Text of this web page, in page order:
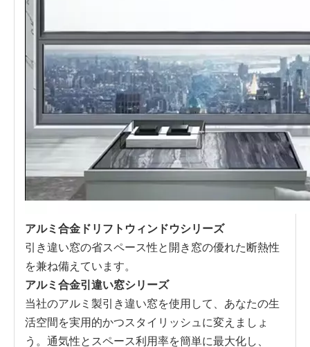
アルミ合金ドリフトウィンドウシリーズ
引き違い窓の省スペース性と開き窓の優れた断熱性
を兼ね備えています。
アルミ合金引違い窓シリーズ
当社のアルミ製引き違い窓を使用して、あなたの生
活空間を実用的かつスタイリッシュに変えましょ
う。通気性とスペース利用率を簡単に最大化し、